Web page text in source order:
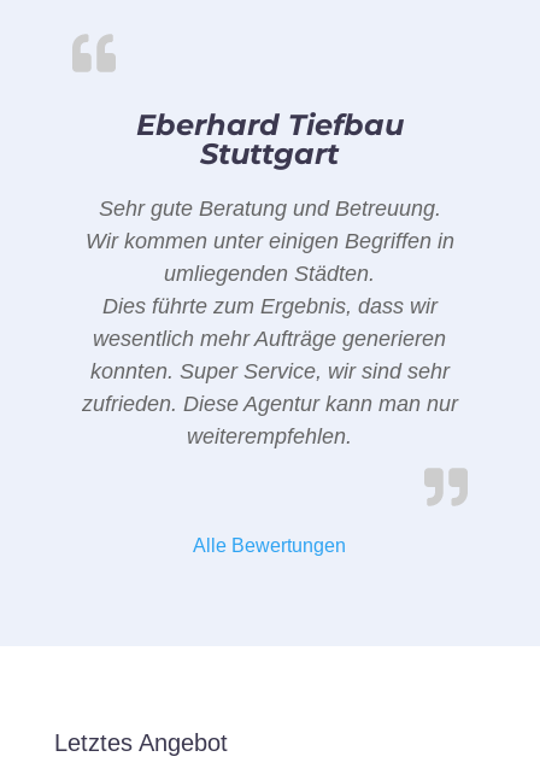
Eberhard Tiefbau
Stuttgart
Sehr gute Beratung und Betreuung.
Wir kommen unter einigen Begriffen in
umliegenden Städten.
Dies führte zum Ergebnis, dass wir
wesentlich mehr Aufträge generieren
konnten. Super Service, wir sind sehr
zufrieden. Diese Agentur kann man nur
weiterempfehlen.
Alle Bewertungen
Letztes Angebot